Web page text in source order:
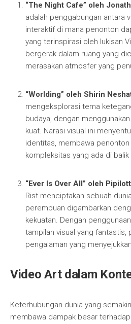
“The Night Cafe” oleh
adalah penggabungan antara
interaktif di mana penonton
yang terinspirasi oleh lukisan
bergerak dalam ruang yang
merasakan atmosfer yang
“Worlding” oleh Shirin
mengeksplorasi tema
budaya, dengan
kuat. Narasi visual ini
identitas, membawa
kompleksitas yang ada di
“Ever Is Over All” oleh
Rist menciptakan sebuah
perempuan digambarkan
kekuatan. Dengan
tampilan visual yang fantastis,
pengalaman yang
Video Art dalam
Keterhubungan dunia yang
membawa dampak besar